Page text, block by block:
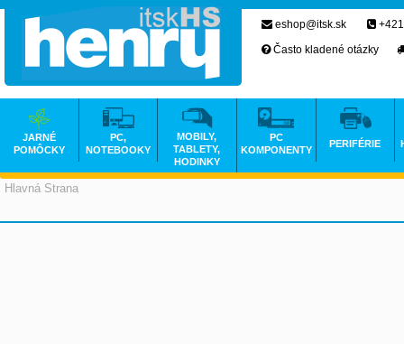
Hlavná Strana
eshop@itsk.sk
Často kladené otázky
JARNÉ
POMÔCKY
PC,
NOTEBOOKY
MOBILY,
TABLETY,
HODINKY
PC
KOMPONENTY
PERIFÉRIE